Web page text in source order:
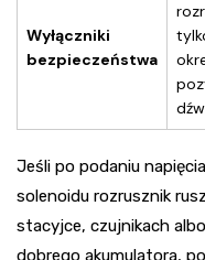
Wyłączniki
bezpieczeństwa
Jeśli po podaniu
solenoidu rozrusznik
stacyjce, czujnikach